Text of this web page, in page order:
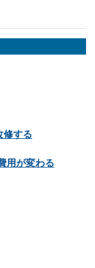
修する
用が変わる